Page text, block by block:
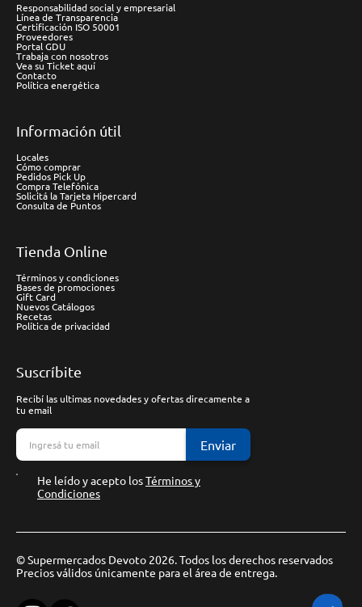
Responsabilidad social y empresarial
Línea de Transparencia
Certificación ISO 50001
Proveedores
Portal GDU
Trabaja con nosotros
Vea su Ticket aquí
Contacto
Política energética
Información útil
Locales
Cómo comprar
Pedidos Pick Up
Compra Telefónica
Solicitá la Tarjeta Hipercard
Consulta de Puntos
Tienda Online
Términos y condiciones
Bases de promociones
Gift Card
Nuevos Catálogos
Recetas
Política de privacidad
Suscríbite
Recibí las ultimas novedades y ofertas direcamente a
tu email
Enviar
He leído y acepto losTérminos y
Condiciones
© Supermercados Devoto 2026. Todos los derechos reservados
Precios válidos únicamente para el área de entrega.